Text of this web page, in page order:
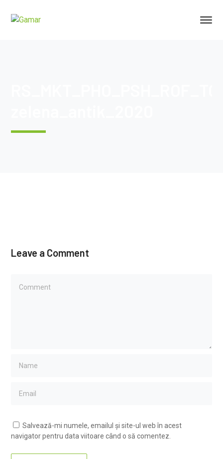
Leave a Comment
Salvează-mi numele, emailul și site-ul web în acest
navigator pentru data viitoare când o să comentez.